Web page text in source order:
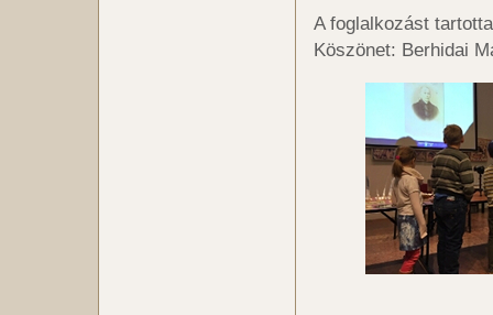
A foglalkozást
Köszönet: Berhidai